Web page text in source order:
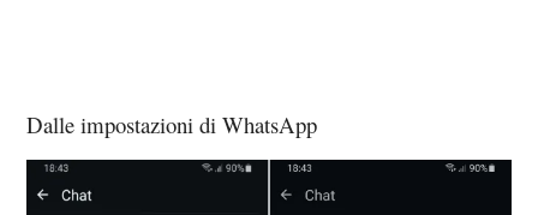
Dalle impostazioni di WhatsApp